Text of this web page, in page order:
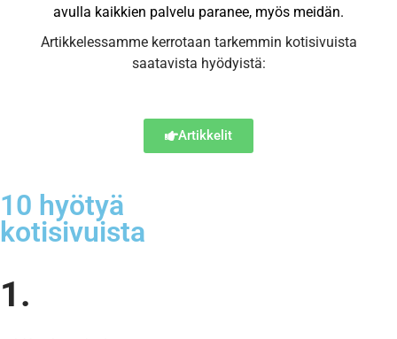
avulla kaikkien palvelu paranee, myös meidän.
Artikkelessamme kerrotaan tarkemmin kotisivuista
saatavista hyödyistä:
Artikkelit
10 hyötyä
kotisivuista
1.